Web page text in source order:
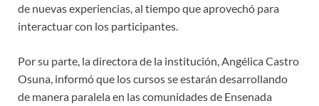
de nuevas experiencias, al tiempo que aprovechó para
interactuar con los participantes.
Por su parte, la directora de la institución, Angélica Castro
Osuna, informó que los cursos se estarán desarrollando
de manera paralela en las comunidades de Ensenada